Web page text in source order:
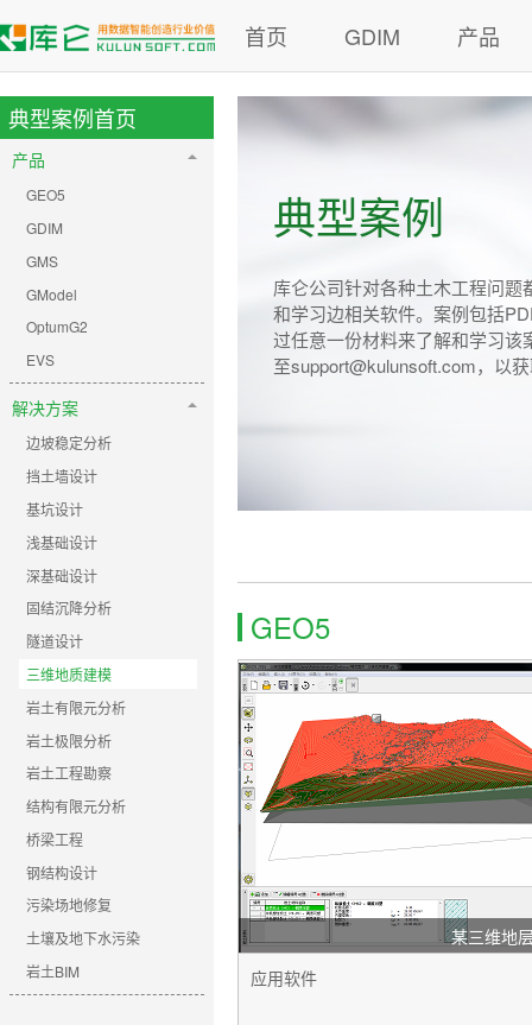
首页 GDIM 产品
典型案例首页
产品
GEO5
GDIM
GMS
GModel
OptumG2
EVS
解决方案
边坡稳定分析
挡土墙设计
基坑设计
浅基础设计
深基础设计
固结沉降分析
隧道设计
三维地质建模
岩土有限元分析
岩土极限分析
岩土工程勘察
结构有限元分析
桥梁工程
钢结构设计
污染场地修复
土壤及地下水污染
岩土BIM
典型案例
库仑公司针对各种土木工程问
和学习边相关软件。案例包括
过任意一份材料来了解和学习
至support@kulunsoft.com，以
GEO5
某三维地
应用软件